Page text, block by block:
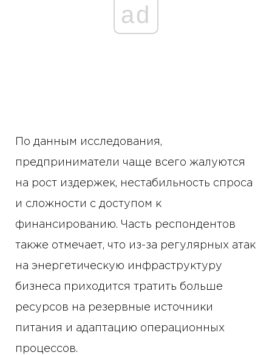
ad
По данным исследования,
предприниматели чаще всего жалуются
на рост издержек, нестабильность спроса
и сложности с доступом к
финансированию. Часть респондентов
также отмечает, что из-за регулярных атак
на энергетическую инфраструктуру
бизнеса приходится тратить больше
ресурсов на резервные источники
питания и адаптацию операционных
процессов.